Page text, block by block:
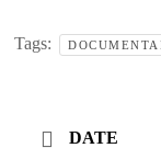
Tags:
DATE